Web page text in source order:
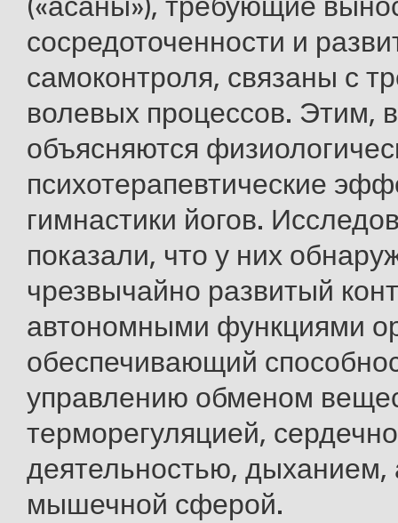
сосредоточенности и
самоконтроля, связаны с
волевых процессов. Этим,
объясняются
психотерапевтические
гимнастики йогов.
показали, что у них
чрезвычайно развитый
автономными функциями
обеспечивающий
управлению обменом
терморегуляцией,
деятельностью, дыханием,
мышечной сферой.